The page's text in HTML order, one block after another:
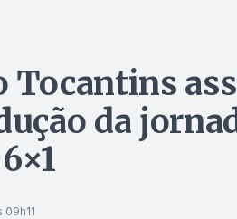
Tocantins
da
09h11